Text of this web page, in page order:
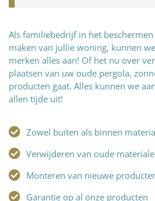
Als familiebedrijf in het
maken van jullie woning, kunnen
merken alles aan! Of het nu over
plaatsen van uw oude pergola,
producten gaat. Alles kunnen we
allen tijde uit!
Zowel buiten als binnen
Verwijderen van oude
Monteren van nieuwe
Garantie op al onze producten